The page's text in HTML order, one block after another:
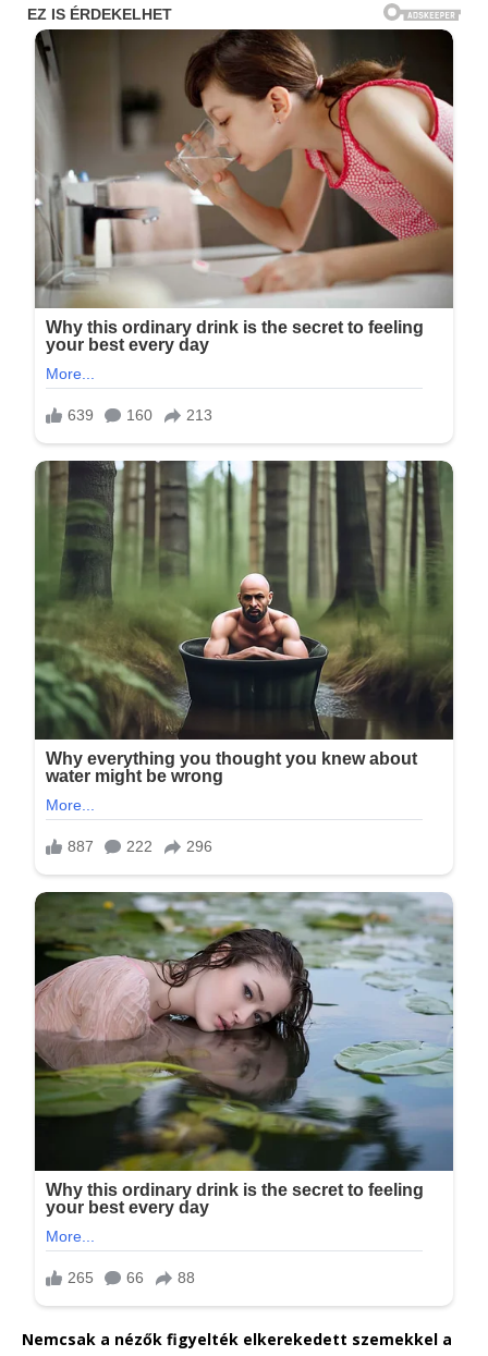
Nemcsak a nézők figyelték elkerekedett szemekkel a